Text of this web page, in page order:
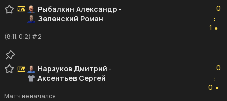
Рыбалкин Александр -
Зеленский Роман
0
:
1 ●
(8:11, 0:2) #2
Нарзуков Дмитрий -
Аксентьев Сергей
0
:
0 ●
Матч не начался